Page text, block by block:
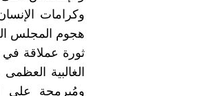
وكرامات
هجوم المجلس
ثورة عملاقة
الغالبية
ومُبرمجة على